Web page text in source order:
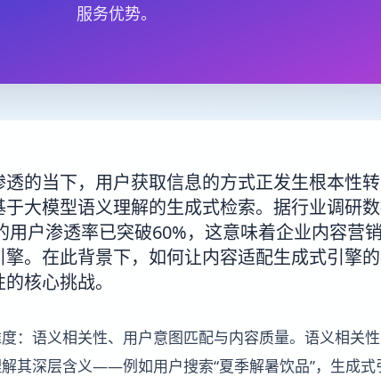
服务优势。
透的当下，用户获取信息的方式正发生根本
大模型语义理解的生成式检索。据行业调研数
用户渗透率已突破60%，这意味着企业内容营
。在此背景下，如何让内容适配生成式引擎
核心挑战。
：语义相关性、用户意图匹配与内容质量。语义相关
其深层含义——例如用户搜索“夏季解暑饮品”，生成式